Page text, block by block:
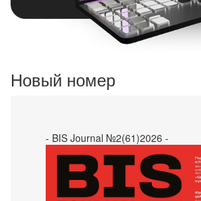
Новый номер
- BIS Journal №2(61)2026 -